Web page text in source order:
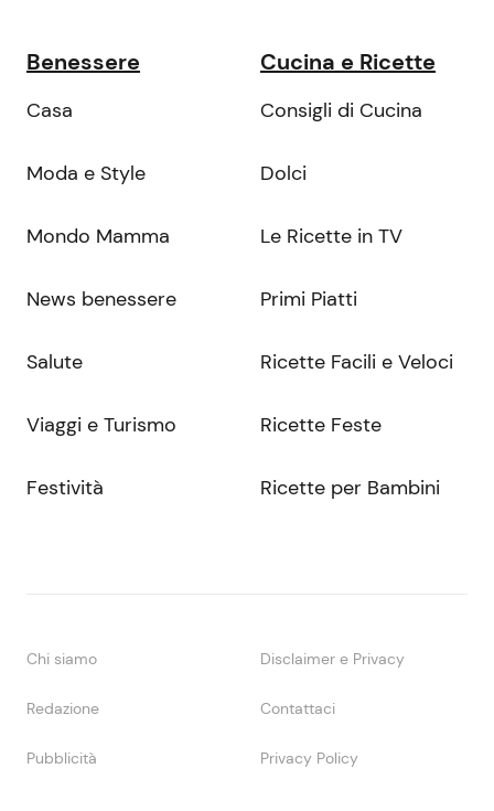
Benessere
Casa
Moda e Style
Mondo Mamma
News benessere
Salute
Viaggi e Turismo
Festività
Cucina e Ricette
Consigli di Cucina
Dolci
Le Ricette in TV
Primi Piatti
Ricette Facili e Veloci
Ricette Feste
Ricette per Bambini
Chi siamo Disclaimer e Privacy
Redazione Contattaci
Pubblicità Privacy Policy